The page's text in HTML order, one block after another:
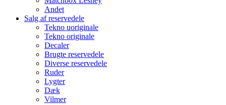
Andet
Salg af reservedele
Tekno uoriginale
Tekno originale
Decaler
Brugte reservedele
Diverse reservedele
Ruder
Lygter
Dæk
Vilmer